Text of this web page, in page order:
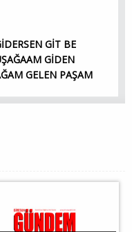
GİT BE
GİDEN
GELEN PAŞAM